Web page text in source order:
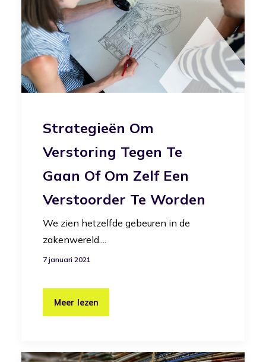
Strategieën Om
Verstoring Tegen Te
Gaan Of Om Zelf Een
Verstoorder Te Worden
We zien hetzelfde gebeuren in de
zakenwereld....
7 januari 2021
Meer lezen